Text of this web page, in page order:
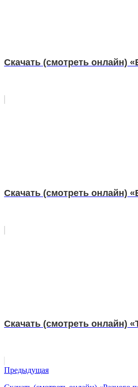
Скачать (смотреть онлайн)
Скачать (смотреть онлайн)
Скачать (смотреть онлайн)
Предыдущая